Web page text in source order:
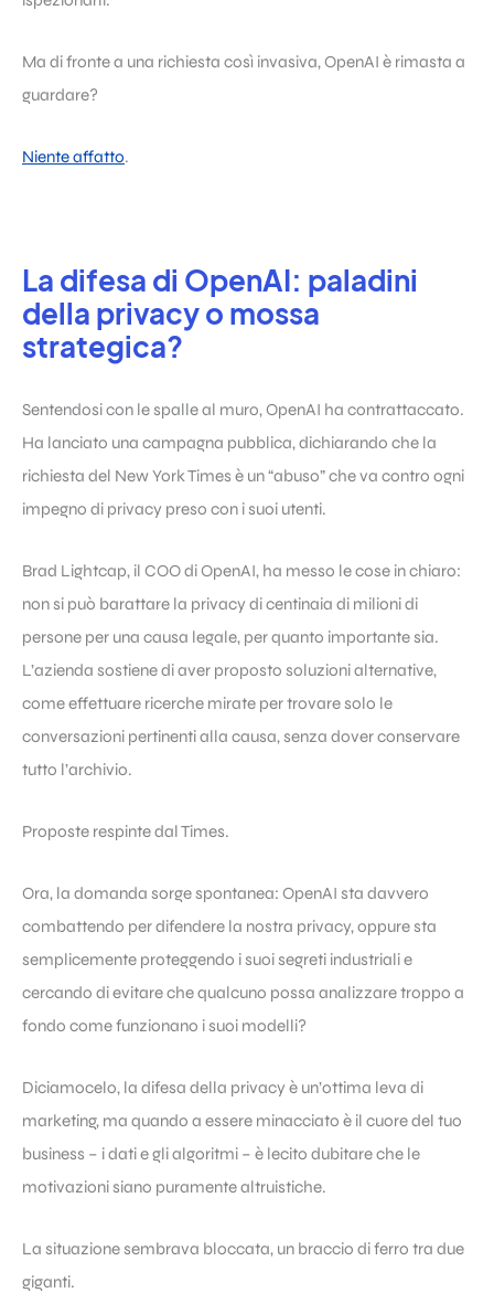
Ma di fronte a una richiesta così invasiva, OpenAI è rimasta a
guardare?
Niente affatto.
La difesa di OpenAI: paladini
della privacy o mossa
strategica?
Sentendosi con le spalle al muro, OpenAI ha contrattaccato.
Ha lanciato una campagna pubblica, dichiarando che la
richiesta del New York Times è un “abuso” che va contro ogni
impegno di privacy preso con i suoi utenti.
Brad Lightcap, il COO di OpenAI, ha messo le cose in chiaro:
non si può barattare la privacy di centinaia di milioni di
persone per una causa legale, per quanto importante sia.
L’azienda sostiene di aver proposto soluzioni alternative,
come effettuare ricerche mirate per trovare solo le
conversazioni pertinenti alla causa, senza dover conservare
tutto l’archivio.
Proposte respinte dal Times.
Ora, la domanda sorge spontanea: OpenAI sta davvero
combattendo per difendere la nostra privacy, oppure sta
semplicemente proteggendo i suoi segreti industriali e
cercando di evitare che qualcuno possa analizzare troppo a
fondo come funzionano i suoi modelli?
Diciamocelo, la difesa della privacy è un’ottima leva di
marketing, ma quando a essere minacciato è il cuore del tuo
business – i dati e gli algoritmi – è lecito dubitare che le
motivazioni siano puramente altruistiche.
La situazione sembrava bloccata, un braccio di ferro tra due
giganti.